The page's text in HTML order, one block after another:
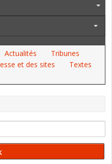
Actualités
Tribunes
et des sites
Textes